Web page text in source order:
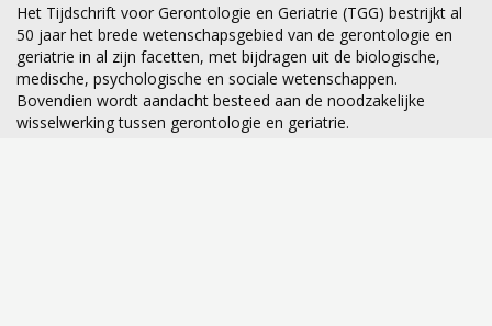
Het Tijdschrift voor Gerontologie en Geriatrie (TGG) bestrijkt al
50 jaar het brede wetenschapsgebied van de gerontologie en
geriatrie in al zijn facetten, met bijdragen uit de biologische,
medische, psychologische en sociale wetenschappen.
Bovendien wordt aandacht besteed aan de noodzakelijke
wisselwerking tussen gerontologie en geriatrie.